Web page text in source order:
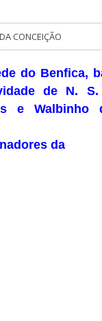
CONCEIÇÃO
do Benfica,
de N.
e Walbinho
da